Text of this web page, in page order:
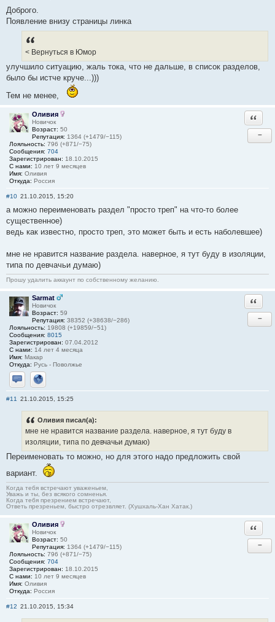
Доброго.
Появление внизу страницы линка
< Вернуться в Юмор
улучшило ситуацию, жаль тока, что не дальше, в список разделов,
было бы истче круче...)))
Тем не менее,
Оливия
Новичок
Возраст: 50
Репутация: 1364 (+1479/−115)
Лояльность: 796 (+871/−75)
Сообщения: 704
Зарегистрирован: 18.10.2015
С нами: 10 лет 9 месяцев
Имя: Оливия
Откуда: Россия
−
#10 21.10.2015, 15:20
а можно переименовать раздел "просто треп" на что-то более
существенное)
ведь как известно, просто треп, это может быть и есть наболевшее)
мне не нравится название раздела. наверное, я тут буду в изоляции,
типа по девчачьи думаю)
Прошу удалить аккаунт по собственному желанию.
Sarmat
Новичок
Возраст: 59
Репутация: 38352 (+38638/−286)
Лояльность: 19808 (+19859/−51)
Сообщения: 8015
Зарегистрирован: 07.04.2012
С нами: 14 лет 4 месяца
Имя: Макар
Откуда: Русь - Поволжье
Отправить личное сообщение
Сайт
−
#11 21.10.2015, 15:25
Оливия писал(а):
мне не нравится название раздела. наверное, я тут буду в
изоляции, типа по девчачьи думаю)
Переименовать то можно, но для этого надо предложить свой
вариант.
Когда тебя встречают уваженьем,
Уважь и ты, без всякого сомненья.
Когда тебя презрением встречают,
Ответь презреньем, быстро отрезвляет. (Хушхаль-Хан Хатак.)
Оливия
Новичок
Возраст: 50
Репутация: 1364 (+1479/−115)
Лояльность: 796 (+871/−75)
Сообщения: 704
Зарегистрирован: 18.10.2015
С нами: 10 лет 9 месяцев
Имя: Оливия
Откуда: Россия
−
#12 21.10.2015, 15:34